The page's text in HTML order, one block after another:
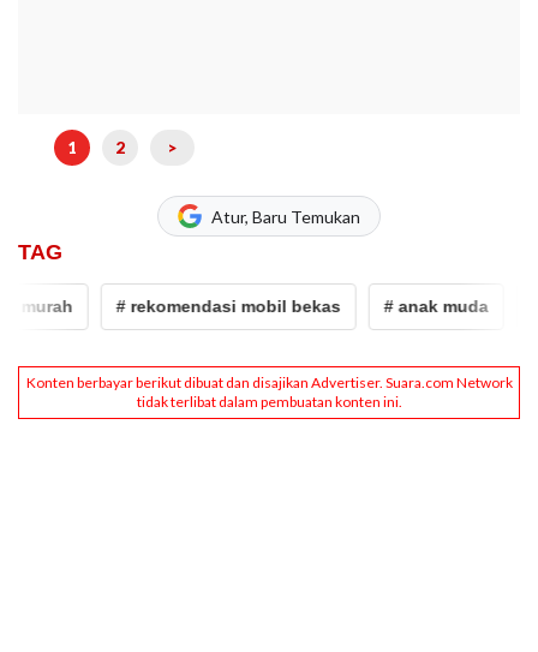
1 2 >
Atur, Baru Temukan
TAG
# rekomendasi mobil bekas # anak muda